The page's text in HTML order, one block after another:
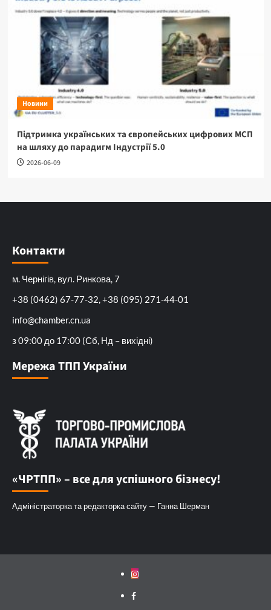
Новини
Підтримка українських та європейських цифрових МСП
на шляху до парадигм Індустрії 5.0
2026-06-09
Контакти
м. Чернігів, вул. Ринкова, 7
+38 (0462) 67-77-32, +38 (095) 271-44-01
info@chamber.cn.ua
з 09:00 до 17:00 (Сб, Нд – вихідні)
Мережа ТПП України
«ЧРТПП» – все для успішного бізнесу!
Адміністраторка та редакторка сайту — Ганна Шерман
Instagram
Facebook